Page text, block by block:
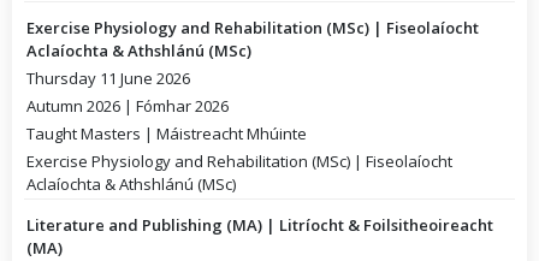
Exercise Physiology and Rehabilitation (MSc) | Fiseolaíocht
Aclaíochta & Athshlánú (MSc)
Thursday 11 June 2026
Autumn 2026 | Fómhar 2026
Taught Masters | Máistreacht Mhúinte
Exercise Physiology and Rehabilitation (MSc) | Fiseolaíocht
Aclaíochta & Athshlánú (MSc)
Literature and Publishing (MA) | Litríocht & Foilsitheoireacht
(MA)